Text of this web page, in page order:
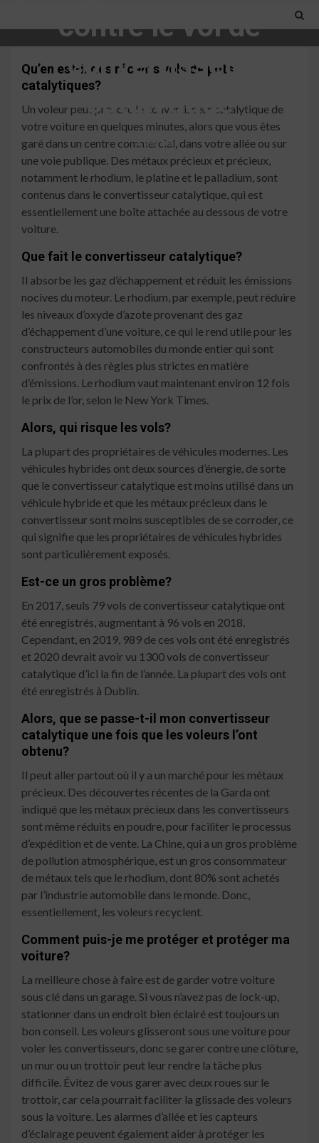
contre le vol de
convertisseur
catalytique
4 min read
Qu’en est-il des récents vols de pots
catalytiques?
Un voleur peut prendre le convertisseur catalytique de
votre voiture en quelques minutes, alors que vous êtes
garé dans un centre commercial, dans votre allée ou sur
une voie publique. Des métaux précieux et précieux,
notamment le rhodium, le platine et le palladium, sont
contenus dans le convertisseur catalytique, qui est
essentiellement une boîte attachée au dessous de votre
voiture.
Que fait le convertisseur catalytique?
Il absorbe les gaz d’échappement et réduit les émissions
nocives du moteur. Le rhodium, par exemple, peut réduire
les niveaux d’oxyde d’azote provenant des gaz
d’échappement d’une voiture, ce qui le rend utile pour les
constructeurs automobiles du monde entier qui sont
confrontés à des règles plus strictes en matière
d’émissions. Le rhodium vaut maintenant environ 12 fois
le prix de l’or, selon le New York Times.
Alors, qui risque les vols?
La plupart des propriétaires de véhicules modernes. Les
véhicules hybrides ont deux sources d’énergie, de sorte
que le convertisseur catalytique est moins utilisé dans un
véhicule hybride et que les métaux précieux dans le
convertisseur sont moins susceptibles de se corroder, ce
qui signifie que les propriétaires de véhicules hybrides
sont particulièrement exposés.
Est-ce un gros problème?
En 2017, seuls 79 vols de convertisseur catalytique ont
été enregistrés, augmentant à 96 vols en 2018.
Cependant, en 2019, 989 de ces vols ont été enregistrés
et 2020 devrait avoir vu 1300 vols de convertisseur
catalytique d’ici la fin de l’année. La plupart des vols ont
été enregistrés à Dublin.
Alors, que se passe-t-il mon convertisseur
catalytique une fois que les voleurs l’ont
obtenu?
Il peut aller partout où il y a un marché pour les métaux
précieux. Des découvertes récentes de la Garda ont
indiqué que les métaux précieux dans les convertisseurs
sont même réduits en poudre, pour faciliter le processus
d’expédition et de vente. La Chine, qui a un gros problème
de pollution atmosphérique, est un gros consommateur
de métaux tels que le rhodium, dont 80% sont achetés
par l’industrie automobile dans le monde. Donc,
essentiellement, les voleurs recyclent.
Comment puis-je me protéger et protéger ma
voiture?
La meilleure chose à faire est de garder votre voiture
sous clé dans un garage. Si vous n’avez pas de lock-up,
stationner dans un endroit bien éclairé est toujours un
bon conseil. Les voleurs glisseront sous une voiture pour
voler les convertisseurs, donc se garer contre une clôture,
un mur ou un trottoir peut leur rendre la tâche plus
difficile. Évitez de vous garer avec deux roues sur le
trottoir, car cela pourrait faciliter la glissade des voleurs
sous la voiture. Les alarmes d’allée et les capteurs
d’éclairage peuvent également aider à protéger les